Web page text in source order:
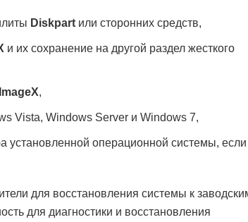
Diskpart или сторонних средств,
и их сохранение на другой раздел жесткого
ImageX,
Vista, Windows Server и Windows 7,
установленной операционной системы, если
для восстановления системы к
для диагностики и восстановления